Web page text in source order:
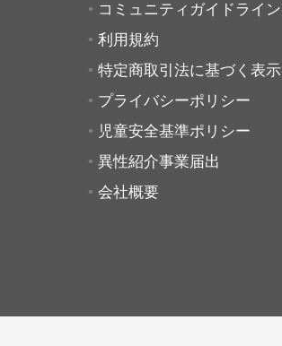
コミュニティガイドライン
利用規約
特定商取引法に基づく表示
プライバシーポリシー
児童安全基準ポリシー
異性紹介事業届出
会社概要